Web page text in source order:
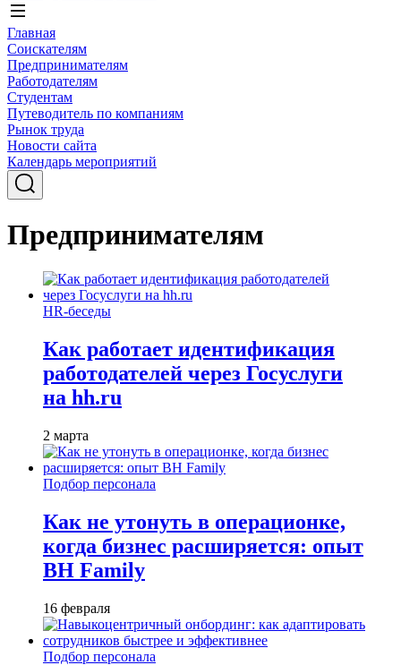
Главная
Соискателям
Предпринимателям
Работодателям
Студентам
Путеводитель по компаниям
Рынок труда
Новости сайта
Календарь мероприятий
Предпринимателям
HR-беседы
Как работает идентификация
работодателей через Госуслуги
на hh.ru
2 марта
Подбор персонала
Как не утонуть в операционке,
когда бизнес расширяется: опыт
BH Family
16 февраля
Подбор персонала